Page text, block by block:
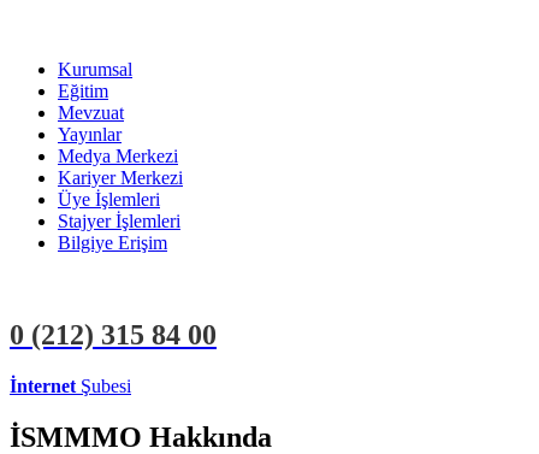
Kurumsal
Eğitim
Mevzuat
Yayınlar
Medya Merkezi
Kariyer Merkezi
Üye İşlemleri
Stajyer İşlemleri
Bilgiye Erişim
0 (212) 315 84 00
İnternet Şubesi
İSMMMO Hakkında